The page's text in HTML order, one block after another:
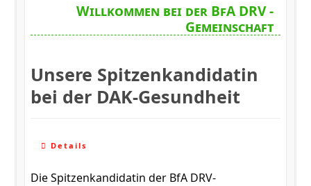
Willkommen bei der BfA DRV -
Gemeinschaft
Unsere Spitzenkandidatin
bei der DAK-Gesundheit
Details
Die Spitzenkandidatin der BfA DRV-